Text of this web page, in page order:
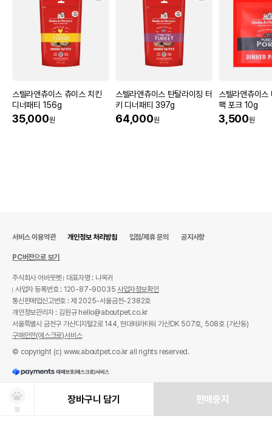
스텔라앤츄이스 츄이스 치킨
디너패티 156g
35,000원
스텔라앤츄이스 탄탈라이징 터
키 디너패티 397g
64,000원
스텔라앤츄이스
팩 포크 10g
3,500원
찜
장바구니 담기 판매중지
서비스 이용약관 개인정보 처리방침 입점/제휴 문의 공지사항
PC버전으로 보기
주식회사 어바웃펫
대표자명 : 나옥귀
사업자 등록번호 : 120-87-90035사업자정보확인
통신판매업신고번호 : 제 2025-서울금천-2382호
개인정보관리자 : 김원규 hello@aboutpet.co.kr
서울특별시 금천구 가산디지털2로 144, 현대테라타워 가산DK 507호, 508호 (가산동)
구매안전(에스크로)서비스
© copyright (c) www.aboutpet.co.kr all rights reserved.